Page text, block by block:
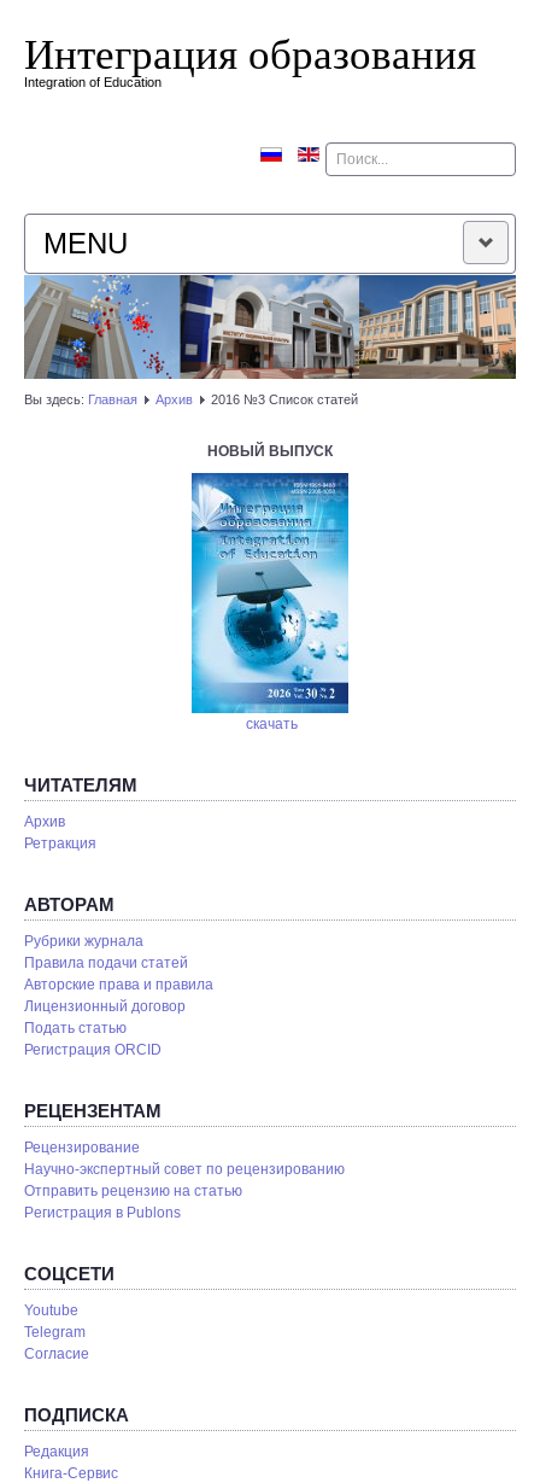
Интеграция образования
Integration of Education
Поиск
MENU
ГЛАВНАЯ
РЕДАКЦИОННАЯ КОЛЛЕГИЯ
Вы здесь: Главная Архив 2016 №3 Список статей
НОВЫЙ ВЫПУСК
скачать
ЧИТАТЕЛЯМ
Архив
Ретракция
АВТОРАМ
Рубрики журнала
Правила подачи статей
Авторские права и правила
Лицензионный договор
Подать статью
Регистрация ORCID
РЕЦЕНЗЕНТАМ
Рецензирование
Научно-экспертный совет по рецензированию
Отправить рецензию на статью
Pегистрация в Publons
СОЦСЕТИ
Youtube
Telegram
Согласие
ПОДПИСКА
Редакция
Книга-Сервис